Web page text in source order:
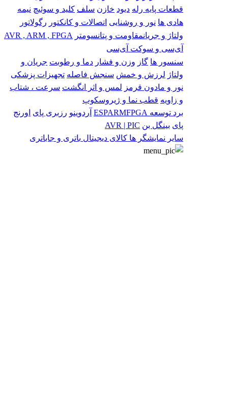
قطعات پایه رله دیود خازن سلف کلید و سوئیچ نیمه
هادی ها نور و روشنایی اتصالات و کانکتور رگولاتور
ولتاژ و جریانمقاومت و پتانسومتر
AVR , ARM , FPGA
آی‌سی و سوکت آی‌سی
سنسور ها گاز وزن و فشار دما و رطوبت جریان و
ولتاژ لرزش و خمش سنجش فاصله تجهیزات پزشکی
نور و مادون قرمز لمس و اثر انگشت سرعت ، شتاب
و زاویه قطب نما و ژیروسکوپ
برد توسعه
ESPARMFPGA آردوینو رزبری پای اورنج
پای بینگل بن AVR | PIC
سایر نمایشگر ها کالای دیجیتال باتری و جاباتری